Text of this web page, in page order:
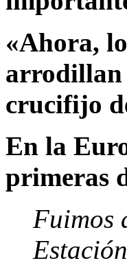
«Ahora,
arrodillan
crucifijo
En la
primeras
Fuimos